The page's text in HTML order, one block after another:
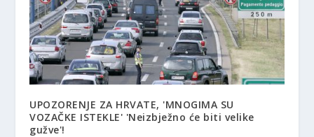
UPOZORENJE ZA HRVATE, 'MNOGIMA SU
VOZAČKE ISTEKLE' 'Neizbježno će biti velike
gužve'!